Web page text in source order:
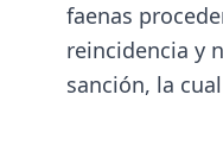
faenas
reincidencia y
sanción, la